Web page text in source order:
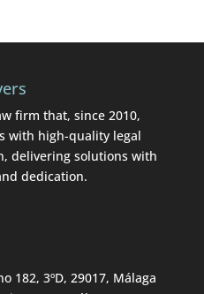
firm that, since 2010,
with high-quality legal
delivering solutions with
dedication.
182, 3ºD, 29017, Málaga